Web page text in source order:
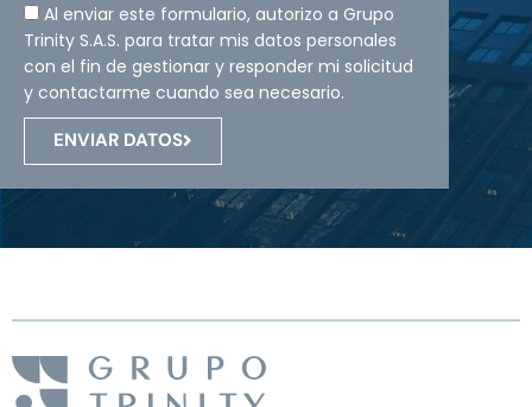
Al enviar este formulario, autorizo a Grupo
Trinity S.A.S. para tratar mis datos personales
con el fin de gestionar y responder mi solicitud
y contactarme cuando sea necesario.
ENVIAR DATOS